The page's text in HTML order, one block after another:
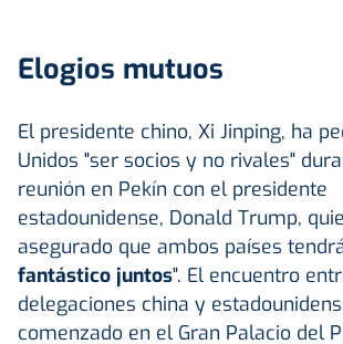
Elogios mutuos
El presidente chino, Xi Jinping, ha
Unidos "ser socios y no rivales"
reunión en Pekín con el presidente
estadounidense, Donald Trump,
asegurado que ambos países
fantástico juntos". El encuentro
delegaciones china y
comenzado en el Gran Palacio del